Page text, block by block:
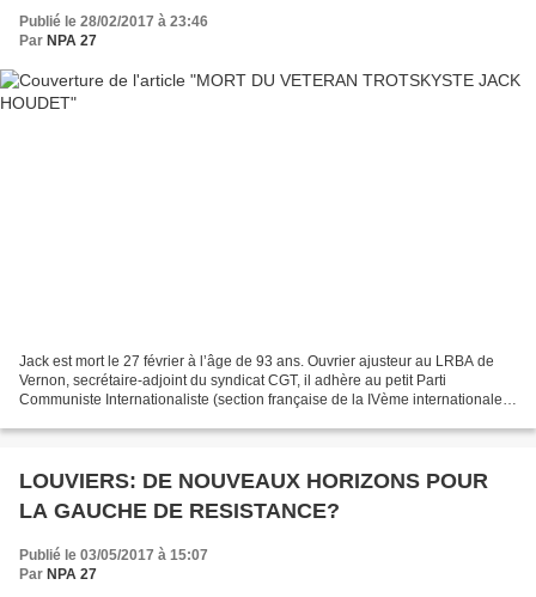
Publié le 28/02/2017 à 23:46
Par NPA 27
Jack est mort le 27 février à l’âge de 93 ans. Ouvrier ajusteur au LRBA de
Vernon, secrétaire-adjoint du syndicat CGT, il adhère au petit Parti
Communiste Internationaliste (section française de la IVème internationale)
LOUVIERS: DE NOUVEAUX HORIZONS POUR
LA GAUCHE DE RESISTANCE?
Publié le 03/05/2017 à 15:07
Par NPA 27